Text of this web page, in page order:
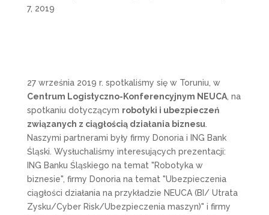
7, 2019
27 września 2019 r. spotkaliśmy się w Toruniu, w
Centrum Logistyczno-Konferencyjnym NEUCA, na
spotkaniu dotyczącym robotyki i ubezpieczeń
związanych z ciągłością działania biznesu.
Naszymi partnerami były firmy Donoria i ING Bank
Śląski. Wysłuchaliśmy interesujących prezentacji:
ING Banku Śląskiego na temat "Robotyka w
biznesie", firmy Donoria na temat "Ubezpieczenia
ciągłości działania na przykładzie NEUCA (BI/ Utrata
Zysku/Cyber Risk/Ubezpieczenia maszyn)" i firmy